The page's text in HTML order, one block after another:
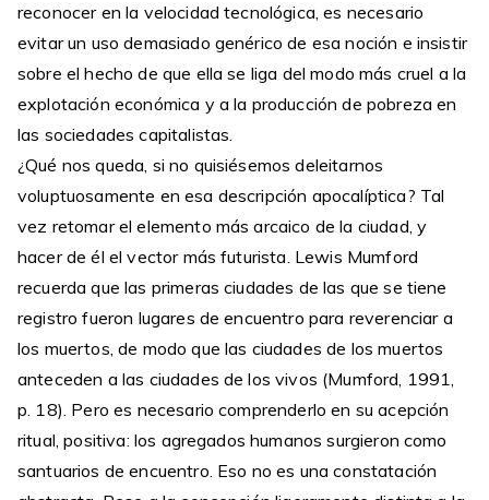
reconocer en la velocidad tecnológica, es necesario
evitar un uso demasiado genérico de esa noción e insistir
sobre el hecho de que ella se liga del modo más cruel a la
explotación económica y a la producción de pobreza en
las sociedades capitalistas.
¿Qué nos queda, si no quisiésemos deleitarnos
voluptuosamente en esa descripción apocalíptica? Tal
vez retomar el elemento más arcaico de la ciudad, y
hacer de él el vector más futurista. Lewis Mumford
recuerda que las primeras ciudades de las que se tiene
registro fueron lugares de encuentro para reverenciar a
los muertos, de modo que las ciudades de los muertos
anteceden a las ciudades de los vivos (Mumford, 1991,
p. 18). Pero es necesario comprenderlo en su acepción
ritual, positiva: los agregados humanos surgieron como
santuarios de encuentro. Eso no es una constatación